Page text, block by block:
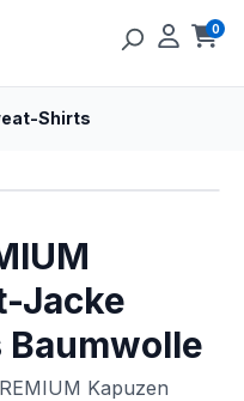
0
Shirts
Jacke
Kapuzen